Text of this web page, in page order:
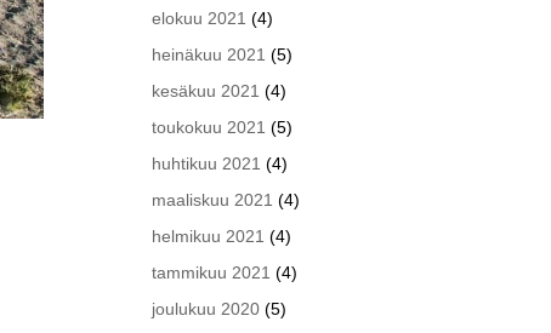
elokuu 2021 (4)
heinäkuu 2021 (5)
kesäkuu 2021 (4)
toukokuu 2021 (5)
huhtikuu 2021 (4)
maaliskuu 2021 (4)
helmikuu 2021 (4)
tammikuu 2021 (4)
joulukuu 2020 (5)